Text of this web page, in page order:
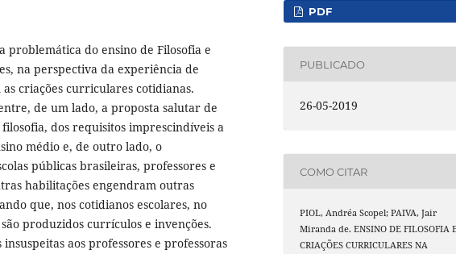
problemática do ensino de Filosofia e
na perspectiva da experiência de
criações curriculares cotidianas.
de um lado, a proposta salutar de
dos requisitos imprescindíveis a
médio e, de outro lado, o
públicas brasileiras, professores e
habilitações engendram outras
que, nos cotidianos escolares, no
produzidos currículos e invenções.
aos professores e professoras
PDF
PUBLICADO
26-05-2019
COMO CITAR
PIOL, Andréa Scopel; PAIVA, Jair
Miranda de. ENSINO DE FILOSOFIA
CRIAÇÕES CURRICULARES NA